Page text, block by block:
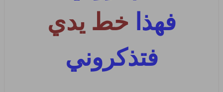
فهذا خط يدي
فتذكروني